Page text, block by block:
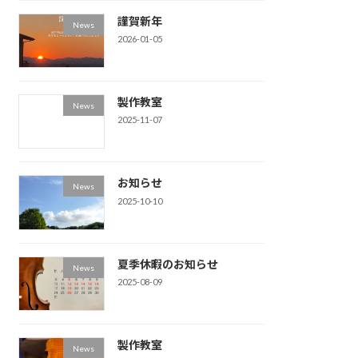
News 謹賀新年
2026-01-05
News 製作教室
2025-11-07
News お知らせ
2025-10-10
News 夏季休暇のお知らせ
2025-08-09
News 製作教室